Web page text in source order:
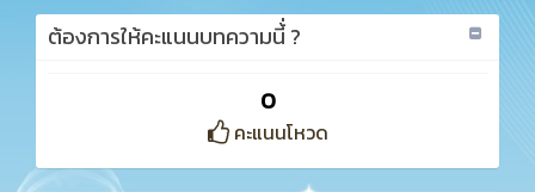
ต้องการให้คะแนนบทความนี้่ ?
0
คะแนนโหวด